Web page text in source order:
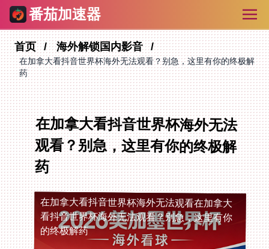
番茄加速器
首页 海外解锁国内影音
在加拿大看抖音世界杯海外无法观看？别急，这里有你的终极解
药
在加拿大看抖音世界杯海外无法
观看？别急，这里有你的终极解
药
在加拿大看抖音世界杯海外无法观看在加拿大
看抖音世界杯海外无法观看？别急，这里有你
的终极解药